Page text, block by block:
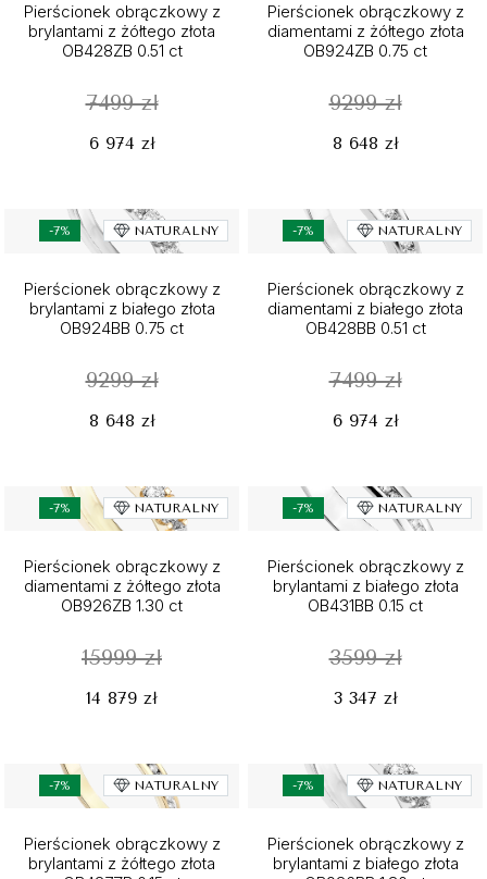
Pierścionek obrączkowy z
brylantami z żółtego złota
OB428ZB 0.51 ct
7499 zł
6 974 zł
Pierścionek obrączkowy z
diamentami z żółtego złota
OB924ZB 0.75 ct
9299 zł
8 648 zł
-7% NATURALNY
Pierścionek obrączkowy z
brylantami z białego złota
OB924BB 0.75 ct
9299 zł
8 648 zł
-7% NATURALNY
Pierścionek obrączkowy z
diamentami z białego złota
OB428BB 0.51 ct
7499 zł
6 974 zł
-7% NATURALNY
Pierścionek obrączkowy z
diamentami z żółtego złota
OB926ZB 1.30 ct
15999 zł
14 879 zł
-7% NATURALNY
Pierścionek obrączkowy z
brylantami z białego złota
OB431BB 0.15 ct
3599 zł
3 347 zł
-7% NATURALNY
Pierścionek obrączkowy z
brylantami z żółtego złota
-7% NATURALNY
Pierścionek obrączkowy z
brylantami z białego złota